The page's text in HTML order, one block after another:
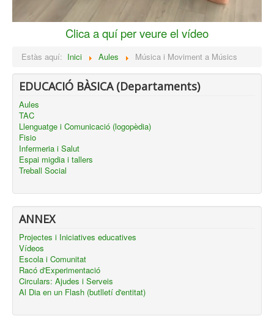
Clica a quí per veure el vídeo
Estàs aquí: Inici Aules Música i Moviment a Músics
EDUCACIÓ BÀSICA (Departaments)
Aules
TAC
Llenguatge i Comunicació (logopèdia)
Fisio
Infermeria i Salut
Espai migdia i tallers
Treball Social
ANNEX
Projectes i Iniciatives educatives
Vídeos
Escola i Comunitat
Racó d'Experimentació
Circulars: Ajudes i Serveis
Al Dia en un Flash (butlletí d'entitat)